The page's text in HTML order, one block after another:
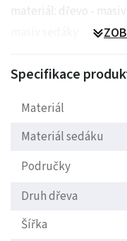
materiál: dřevo -
Specifikace
Materiál
Materiál sedáku
Područky
Druh dřeva
Šířka